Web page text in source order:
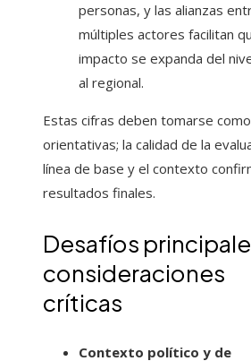
personas, y las alianzas
múltiples actores facilitan
impacto se expanda del
al regional.
Estas cifras deben tomarse como
orientativas; la calidad de la
línea de base y el contexto
resultados finales.
Desafíos
consideraciones
críticas
Contexto político y de